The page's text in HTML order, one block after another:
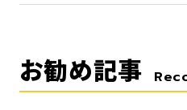
お勧め記事